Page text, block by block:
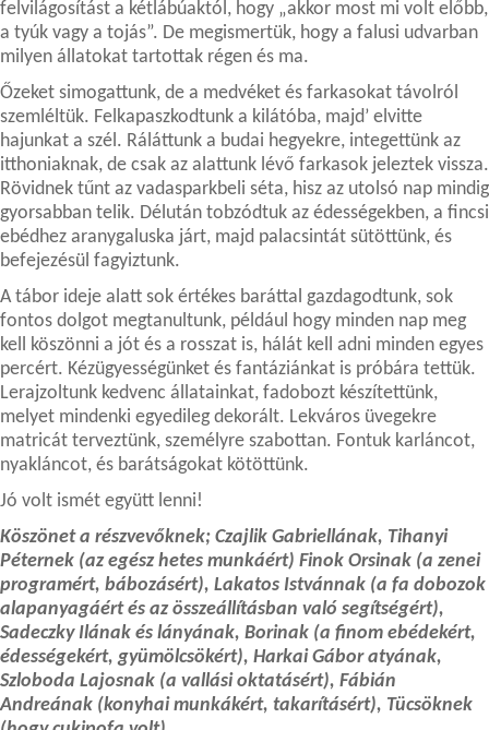
felvilágosítást a kétlábúaktól, hogy „akkor most mi volt előbb,
a tyúk vagy a tojás”. De megismertük, hogy a falusi udvarban
milyen állatokat tartottak régen és ma.
Őzeket simogattunk, de a medvéket és farkasokat távolról
szemléltük. Felkapaszkodtunk a kilátóba, majd’ elvitte
hajunkat a szél. Ráláttunk a budai hegyekre, integettünk az
itthoniaknak, de csak az alattunk lévő farkasok jeleztek vissza.
Rövidnek tűnt az vadasparkbeli séta, hisz az utolsó nap mindig
gyorsabban telik. Délután tobzódtuk az édességekben, a fincsi
ebédhez aranygaluska járt, majd palacsintát sütöttünk, és
befejezésül fagyiztunk.
A tábor ideje alatt sok értékes baráttal gazdagodtunk, sok
fontos dolgot megtanultunk, például hogy minden nap meg
kell köszönni a jót és a rosszat is, hálát kell adni minden egyes
percért. Kézügyességünket és fantáziánkat is próbára tettük.
Lerajzoltunk kedvenc állatainkat, fadobozt készítettünk,
melyet mindenki egyedileg dekorált. Lekváros üvegekre
matricát terveztünk, személyre szabottan. Fontuk karláncot,
nyakláncot, és barátságokat kötöttünk.
Jó volt ismét együtt lenni!
Köszönet a részvevőknek; Czajlik Gabriellának, Tihanyi
Péternek (az egész hetes munkáért) Finok Orsinak (a zenei
programért, bábozásért), Lakatos Istvánnak (a fa dobozok
alapanyagáért és az összeállításban való segítségért),
Sadeczky Ilának és lányának, Borinak (a finom ebédekért,
édességekért, gyümölcsökért), Harkai Gábor atyának,
Szloboda Lajosnak (a vallási oktatásért), Fábián
Andreának (konyhai munkákért, takarításért), Tücsöknek